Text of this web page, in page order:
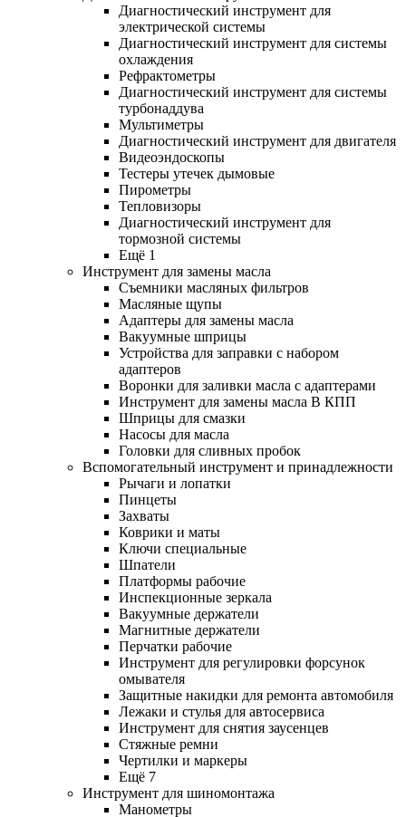
Диагностический инструмент для
электрической системы
Диагностический инструмент для системы
охлаждения
Рефрактометры
Диагностический инструмент для системы
турбонаддува
Мультиметры
Диагностический инструмент для двигателя
Видеоэндоскопы
Тестеры утечек дымовые
Пирометры
Тепловизоры
Диагностический инструмент для
тормозной системы
Ещё 1
Инструмент для замены масла
Съемники масляных фильтров
Масляные щупы
Адаптеры для замены масла
Вакуумные шприцы
Устройства для заправки с набором
адаптеров
Воронки для заливки масла с адаптерами
Инструмент для замены масла В КПП
Шприцы для смазки
Насосы для масла
Головки для сливных пробок
Вспомогательный инструмент и принадлежности
Рычаги и лопатки
Пинцеты
Захваты
Коврики и маты
Ключи специальные
Шпатели
Платформы рабочие
Инспекционные зеркала
Вакуумные держатели
Магнитные держатели
Перчатки рабочие
Инструмент для регулировки форсунок
омывателя
Защитные накидки для ремонта автомобиля
Лежаки и стулья для автосервиса
Инструмент для снятия заусенцев
Стяжные ремни
Чертилки и маркеры
Ещё 7
Инструмент для шиномонтажа
Манометры